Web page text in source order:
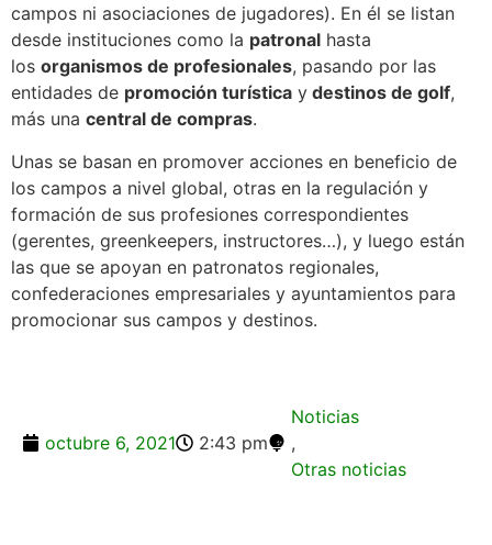
campos ni asociaciones de jugadores). En él se listan
desde instituciones como la patronal hasta
los organismos de profesionales, pasando por las
entidades de promoción turística y destinos de golf,
más una central de compras.
Unas se basan en promover acciones en beneficio de
los campos a nivel global, otras en la regulación y
formación de sus profesiones correspondientes
(gerentes, greenkeepers, instructores…), y luego están
las que se apoyan en patronatos regionales,
confederaciones empresariales y ayuntamientos para
promocionar sus campos y destinos.
octubre 6, 2021 2:43 pm
Noticias
,
Otras noticias